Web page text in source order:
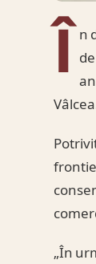
Î n
„În